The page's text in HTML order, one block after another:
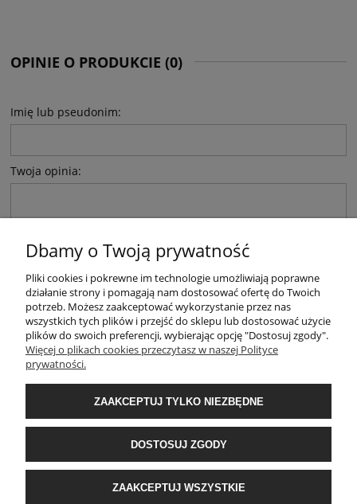
OPINIE O PRODUKCIE (0)
Imię lub pseudonim:
Twoja opinia:
WYŚLIJ
INFORMACJE
O NAS
Dbamy o Twoją prywatność
Pliki cookies i pokrewne im technologie umożliwiają poprawne
działanie strony i pomagają nam dostosować ofertę do Twoich
potrzeb. Możesz zaakceptować wykorzystanie przez nas
wszystkich tych plików i przejść do sklepu lub dostosować użycie
plików do swoich preferencji, wybierając opcję "Dostosuj zgody".
Więcej o plikach cookies przeczytasz w naszej Polityce
prywatności.
ZAAKCEPTUJ TYLKO NIEZBĘDNE
DOSTOSUJ ZGODY
ZAAKCEPTUJ WSZYSTKIE